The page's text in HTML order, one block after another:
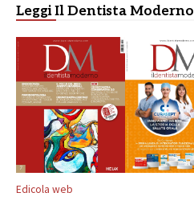
Leggi Il Dentista Moderno
Edicola web